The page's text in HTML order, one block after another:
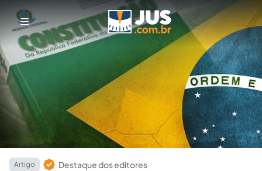
Artigo Destaque dos editores